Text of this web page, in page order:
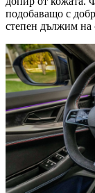
подобаващо с
степен дължим на